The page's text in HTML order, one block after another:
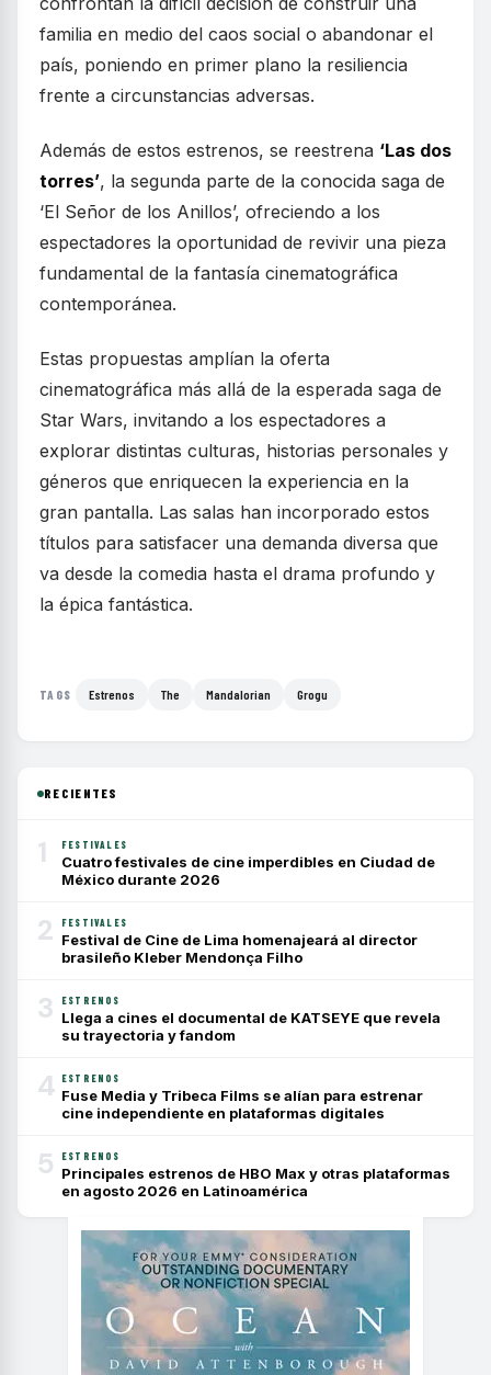
familia en medio del caos social o abandonar el
país, poniendo en primer plano la resiliencia
frente a circunstancias adversas.
Además de estos estrenos, se reestrena ‘Las dos
torres’, la segunda parte de la conocida saga de
‘El Señor de los Anillos’, ofreciendo a los
espectadores la oportunidad de revivir una pieza
fundamental de la fantasía cinematográfica
contemporánea.
Estas propuestas amplían la oferta
cinematográfica más allá de la esperada saga de
Star Wars, invitando a los espectadores a
explorar distintas culturas, historias personales y
géneros que enriquecen la experiencia en la
gran pantalla. Las salas han incorporado estos
títulos para satisfacer una demanda diversa que
va desde la comedia hasta el drama profundo y
la épica fantástica.
TAGS Estrenos The Mandalorian Grogu
RECIENTES
1 FESTIVALES
Cuatro festivales de cine imperdibles en Ciudad de
México durante 2026
2 FESTIVALES
Festival de Cine de Lima homenajeará al director
brasileño Kleber Mendonça Filho
3 ESTRENOS
Llega a cines el documental de KATSEYE que revela
su trayectoria y fandom
4 ESTRENOS
Fuse Media y Tribeca Films se alían para estrenar
cine independiente en plataformas digitales
5 ESTRENOS
Principales estrenos de HBO Max y otras plataformas
en agosto 2026 en Latinoamérica